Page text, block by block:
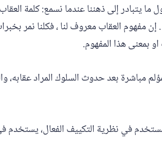
يتبادر إلى ذهننا عندما نسمع: كلمة
. إن مفهوم العقاب معروف لنا ، فكلنا نمر
او بمعنى هذا المفهوم.
مباشرة بعد حدوث السلوك المراد
في نظرية التكييف الفعال،